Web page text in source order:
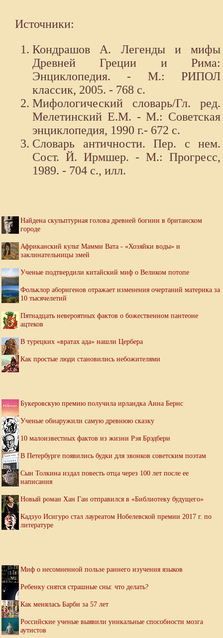
Источники:
Кондрашов А. Легенды и мифы
Древней Греции и Рима:
Энциклопедия. - М.: РИПОЛ
классик, 2005. - 768 с.
Мифологический словарь/Гл. ред.
Мелетинский Е.М. - М.: Советская
энциклопедия, 1990 г.- 672 с.
Словарь античности. Пер. с нем.
Сост. Й. Ирмшер. - М.: Прогресс,
1989. - 704 с., илл.
Найдена скульптурная голова древней богини в британском
городе
Африканский культ Мамми Вата - «Хозяйки воды» и
заклинательницы змей
Ученые подтвердили китайский миф о Великом потопе
Фольклор аборигенов отражает изменения очертаний материка за
10 тысячелетий
Пятнадцать невероятных фактов о божественном пантеоне
ацтеков
В турецких «вратах ада» нашли Цербера
Как простые люди становились небожителями
Букеровскую премию получила ирландка Анна Бернс
Ученые обнаружили самую древнюю сказку
10 малоизвестных фактов из жизни Рэя Брэдбери
В Петербурге появились будки для звонков советским поэтам
Сын Толкина издал повесть отца через 100 лет после ее
написания
Новый роман Хан Ган отправился в «Библиотеку будущего»
Кадзуо Исигуро стал лауреатом Нобелевской премии 2017 г. по
литературе
Миф о несомненной пользе раннего изучения языков
Ребенку снятся страшные сны: что делать?
Как менялась Барби за 57 лет
Российские ученые выявили уникальные способности мозга
аутистов